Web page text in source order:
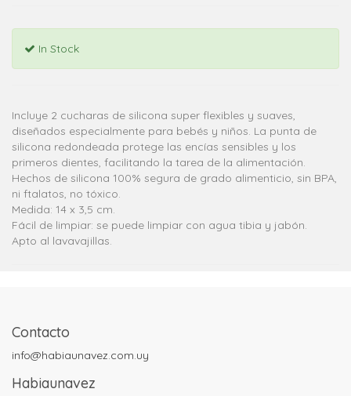
In Stock
Incluye 2 cucharas de silicona super flexibles y suaves,
diseñados especialmente para bebés y niños. La punta de
silicona redondeada protege las encías sensibles y los
primeros dientes, facilitando la tarea de la alimentación.
Hechos de silicona 100% segura de grado alimenticio, sin BPA,
ni ftalatos, no tóxico.
Medida: 14 x 3,5 cm.
Fácil de limpiar: se puede limpiar con agua tibia y jabón.
Apto al lavavajillas.
Contacto
info@habiaunavez.com.uy
Habiaunavez